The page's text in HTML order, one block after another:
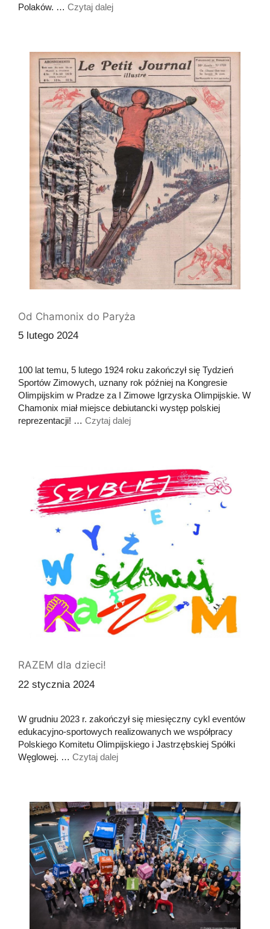
Polaków. … Czytaj dalej
Od Chamonix do Paryża
5 lutego 2024
100 lat temu, 5 lutego 1924 roku zakończył się Tydzień
Sportów Zimowych, uznany rok później na Kongresie
Olimpijskim w Pradze za I Zimowe Igrzyska Olimpijskie. W
Chamonix miał miejsce debiutancki występ polskiej
reprezentacji! … Czytaj dalej
RAZEM dla dzieci!
22 stycznia 2024
W grudniu 2023 r. zakończył się miesięczny cykl eventów
edukacyjno-sportowych realizowanych we współpracy
Polskiego Komitetu Olimpijskiego i Jastrzębskiej Spółki
Węglowej. … Czytaj dalej